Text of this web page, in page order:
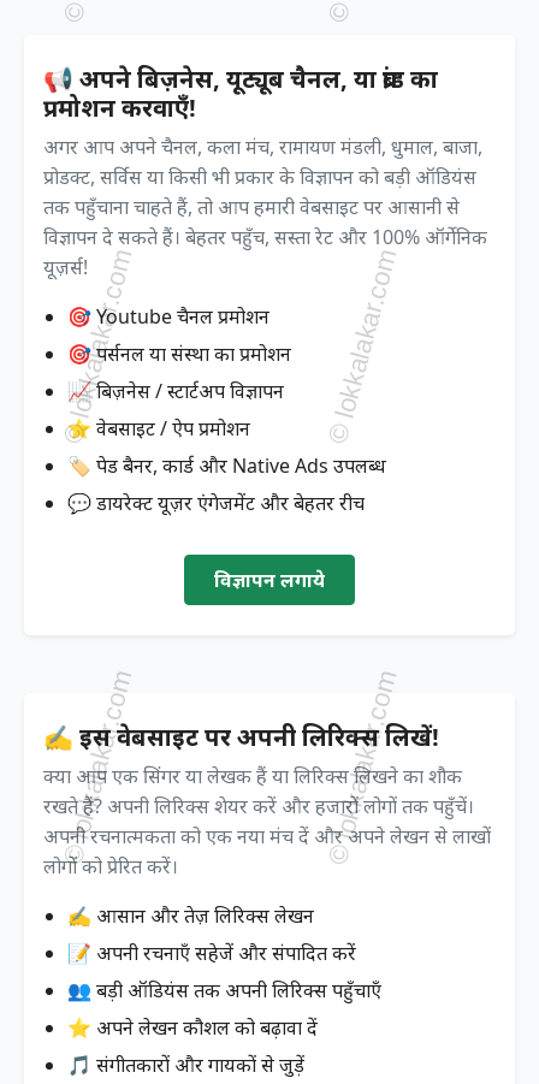
📢 अपने बिज़नेस, यूट्यूब चैनल, या ब्रांड का
प्रमोशन करवाएँ!
अगर आप अपने चैनल, कला मंच, रामायण मंडली, धुमाल, बाजा,
प्रोडक्ट, सर्विस या किसी भी प्रकार के विज्ञापन को बड़ी ऑडियंस
तक पहुँचाना चाहते हैं, तो आप हमारी वेबसाइट पर आसानी से
विज्ञापन दे सकते हैं। बेहतर पहुँच, सस्ता रेट और 100% ऑर्गेनिक
यूज़र्स!
🎯 Youtube चैनल प्रमोशन
🎯 पर्सनल या संस्था का प्रमोशन
📈 बिज़नेस / स्टार्टअप विज्ञापन
⭐ वेबसाइट / ऐप प्रमोशन
🏷️ पेड बैनर, कार्ड और Native Ads उपलब्ध
💬 डायरेक्ट यूज़र एंगेजमेंट और बेहतर रीच
विज्ञापन लगाये
✍️ इस वेबसाइट पर अपनी लिरिक्स लिखें!
क्या आप एक सिंगर या लेखक हैं या लिरिक्स लिखने का शौक
रखते हैं? अपनी लिरिक्स शेयर करें और हजारों लोगों तक पहुँचें।
अपनी रचनात्मकता को एक नया मंच दें और अपने लेखन से लाखों
लोगों को प्रेरित करें।
✍️ आसान और तेज़ लिरिक्स लेखन
📝 अपनी रचनाएँ सहेजें और संपादित करें
👥 बड़ी ऑडियंस तक अपनी लिरिक्स पहुँचाएँ
⭐ अपने लेखन कौशल को बढ़ावा दें
🎵 संगीतकारों और गायकों से जुड़ें